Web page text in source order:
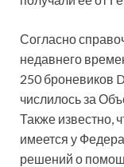
Согласно
недавнего
250 броневиков
числилось за
Также известно,
имеется у
решений о